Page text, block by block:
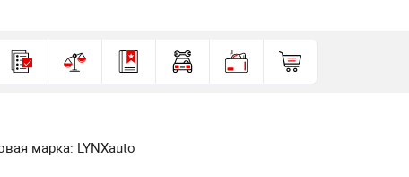
марка: LYNXauto